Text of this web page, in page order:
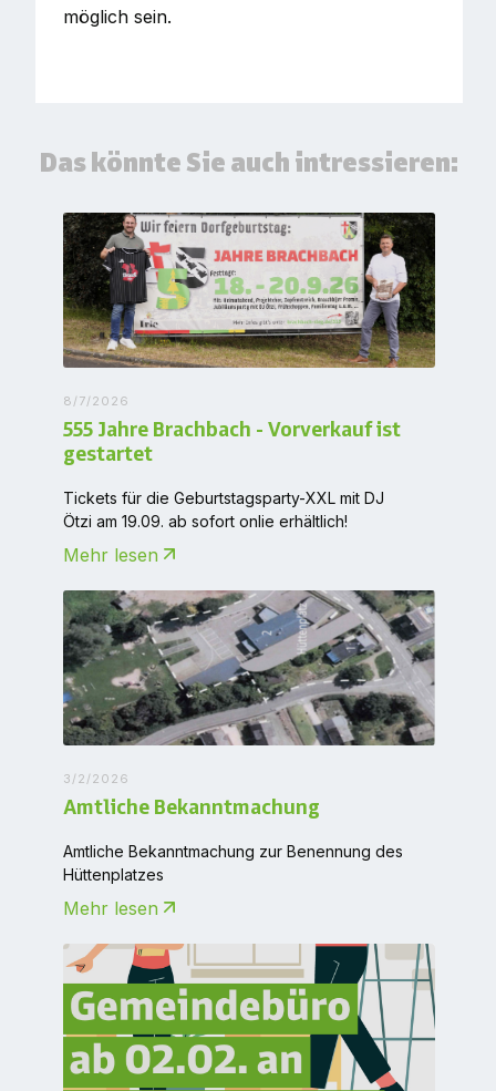
möglich sein.
Das könnte Sie auch intressieren:
8/7/2026
555 Jahre Brachbach - Vorverkauf ist
gestartet
Tickets für die Geburtstagsparty-XXL mit DJ
Ötzi am 19.09. ab sofort onlie erhältlich!
Mehr lesen
3/2/2026
Amtliche Bekanntmachung
Amtliche Bekanntmachung zur Benennung des
Hüttenplatzes
Mehr lesen